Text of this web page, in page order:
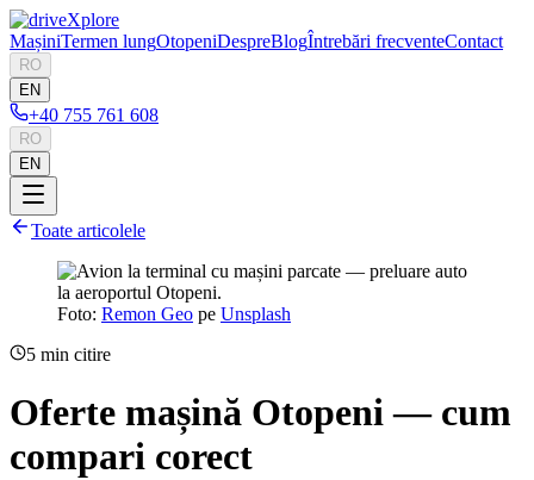
MașiniTermen lungOtopeniDespreBlogÎntrebări frecventeContact
RO
EN
+40 755 761 608
RO
EN
Toate articolele
Foto: Remon Geo pe Unsplash
5 min citire
Oferte mașină Otopeni — cum
compari corect